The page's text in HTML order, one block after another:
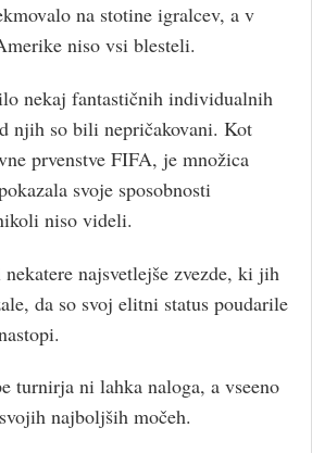
na stotine igralcev, a v
niso vsi blesteli.
nekaj fantastičnih individualnih
njih so bili nepričakovani. Kot
prvenstve FIFA, je množica
svoje sposobnosti
niso videli.
najsvetlejše zvezde, ki jih
da so svoj elitni status poudarile
turnirja ni lahka naloga, a vseeno
najboljših močeh.